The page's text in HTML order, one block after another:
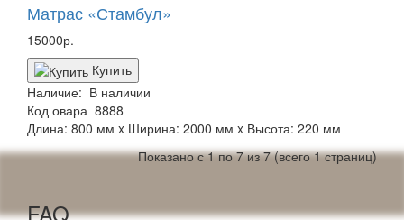
Матрас «Стамбул»
15000р.
Купить
Наличие: В наличии
Код овара 8888
Длина: 800 мм x Ширина: 2000 мм x Высота: 220 мм
Показано с 1 по 7 из 7 (всего 1 страниц)
FAQ